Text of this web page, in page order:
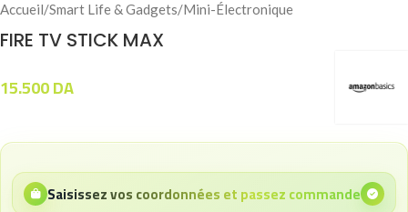
Accueil/Smart Life & Gadgets/Mini-Électronique
FIRE TV STICK MAX
15.500DA
Saisissez vos coordonnées et passez commande